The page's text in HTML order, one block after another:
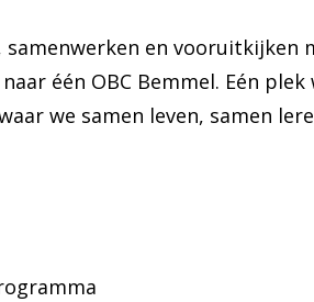
samenwerken en vooruitkijken
één OBC Bemmel. Eén plek
we samen leven, samen